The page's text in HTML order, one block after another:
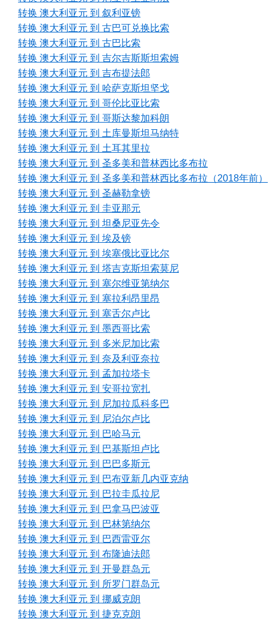
转换 澳大利亚元 到 叙利亚镑
转换 澳大利亚元 到 古巴可兑换比索
转换 澳大利亚元 到 古巴比索
转换 澳大利亚元 到 吉尔吉斯斯坦索姆
转换 澳大利亚元 到 吉布提法郎
转换 澳大利亚元 到 哈萨克斯坦坚戈
转换 澳大利亚元 到 哥伦比亚比索
转换 澳大利亚元 到 哥斯达黎加科朗
转换 澳大利亚元 到 土库曼斯坦马纳特
转换 澳大利亚元 到 土耳其里拉
转换 澳大利亚元 到 圣多美和普林西比多布拉
转换 澳大利亚元 到 圣多美和普林西比多布拉（2018年前）
转换 澳大利亚元 到 圣赫勒拿镑
转换 澳大利亚元 到 圭亚那元
转换 澳大利亚元 到 坦桑尼亚先令
转换 澳大利亚元 到 埃及镑
转换 澳大利亚元 到 埃塞俄比亚比尔
转换 澳大利亚元 到 塔吉克斯坦索莫尼
转换 澳大利亚元 到 塞尔维亚第纳尔
转换 澳大利亚元 到 塞拉利昂里昂
转换 澳大利亚元 到 塞舌尔卢比
转换 澳大利亚元 到 墨西哥比索
转换 澳大利亚元 到 多米尼加比索
转换 澳大利亚元 到 奈及利亚奈拉
转换 澳大利亚元 到 孟加拉塔卡
转换 澳大利亚元 到 安哥拉宽扎
转换 澳大利亚元 到 尼加拉瓜科多巴
转换 澳大利亚元 到 尼泊尔卢比
转换 澳大利亚元 到 巴哈马元
转换 澳大利亚元 到 巴基斯坦卢比
转换 澳大利亚元 到 巴巴多斯元
转换 澳大利亚元 到 巴布亚新几内亚克纳
转换 澳大利亚元 到 巴拉圭瓜拉尼
转换 澳大利亚元 到 巴拿马巴波亚
转换 澳大利亚元 到 巴林第纳尔
转换 澳大利亚元 到 巴西雷亚尔
转换 澳大利亚元 到 布隆迪法郎
转换 澳大利亚元 到 开曼群岛元
转换 澳大利亚元 到 所罗门群岛元
转换 澳大利亚元 到 挪威克朗
转换 澳大利亚元 到 捷克克朗